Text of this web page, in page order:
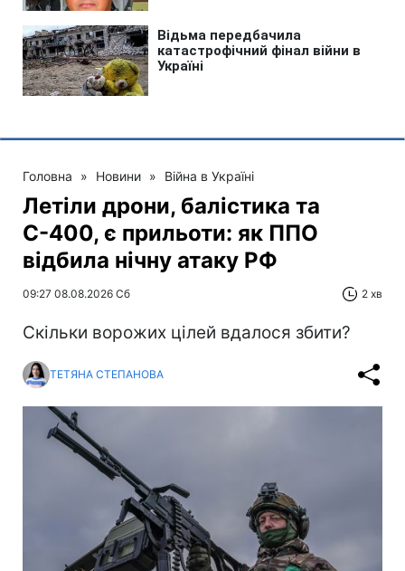
Головна » Новини » Війна в Україні
Летіли дрони, балістика та
С-400, є прильоти: як ППО
відбила нічну атаку РФ
09:27 08.08.2026 Сб 2 хв
Скільки ворожих цілей вдалося збити?
ТЕТЯНА СТЕПАНОВА